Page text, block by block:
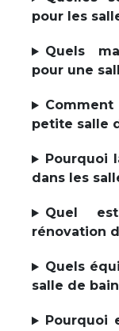
pour les
Quels
pour une
petite salle
Pourquoi
dans les
Quel
rénovation
Quels
salle de
Pourquoi